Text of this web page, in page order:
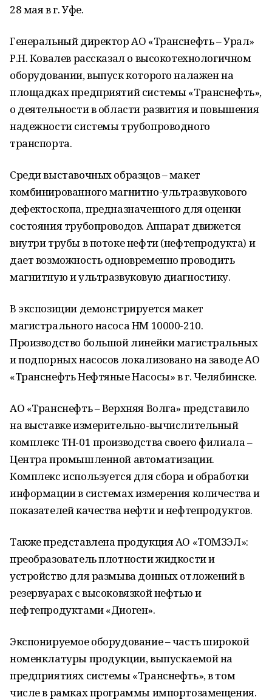
28 мая в г. Уфе.
Генеральный директор АО «Транснефть – Урал»
Р.Н. Ковалев рассказал о высокотехнологичном
оборудовании, выпуск которого налажен на
площадках предприятий системы «Транснефть»,
о деятельности в области развития и повышения
надежности системы трубопроводного
транспорта.
Среди выставочных образцов – макет
комбинированного магнитно-ультразвукового
дефектоскопа, предназначенного для оценки
состояния трубопроводов. Аппарат движется
внутри трубы в потоке нефти (нефтепродукта) и
дает возможность одновременно проводить
магнитную и ультразвуковую диагностику.
В экспозиции демонстрируется макет
магистрального насоса НМ 10000-210.
Производство большой линейки магистральных
и подпорных насосов локализовано на заводе АО
«Транснефть Нефтяные Насосы» в г. Челябинске.
АО «Транснефть – Верхняя Волга» представило
на выставке измерительно-вычислительный
комплекс ТН-01 производства своего филиала –
Центра промышленной автоматизации.
Комплекс используется для сбора и обработки
информации в системах измерения количества и
показателей качества нефти и нефтепродуктов.
Также представлена продукция АО «ТОМЗЭЛ»:
преобразователь плотности жидкости и
устройство для размыва донных отложений в
резервуарах с высоковязкой нефтью и
нефтепродуктами «Диоген».
Экспонируемое оборудование – часть широкой
номенклатуры продукции, выпускаемой на
предприятиях системы «Транснефть», в том
числе в рамках программы импортозамещения.